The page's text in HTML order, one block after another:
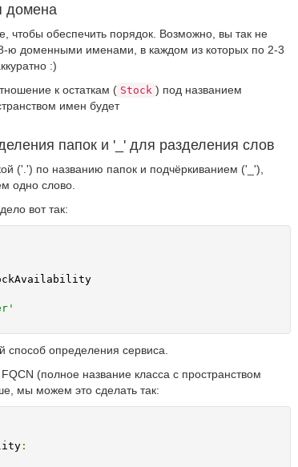
домена
обеспечить порядок. Возможно, вы так не
ю доменными именами, в каждом из которых по 2-3
:)
к остаткам ( Stock ) под названием
имен будет
папок и '_' для разделения слов
('.') по названию папок и подчёркиванием ('_'),
одно слово.
вот так:
определения сервиса.
(полное название класса с пространством
мы можем это сделать так:
: